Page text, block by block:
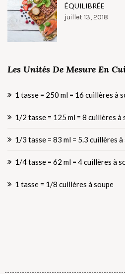
ÉQUILIBRÉE
juillet 13, 2018
Les Unités De Mesure En
1 tasse = 250 ml = 16 cuillères à
1/2 tasse = 125 ml = 8 cuillères à
1/3 tasse = 83 ml = 5.3 cuillères à
1/4 tasse = 62 ml = 4 cuillères à
1 tasse = 1/8 cuillères à soupe